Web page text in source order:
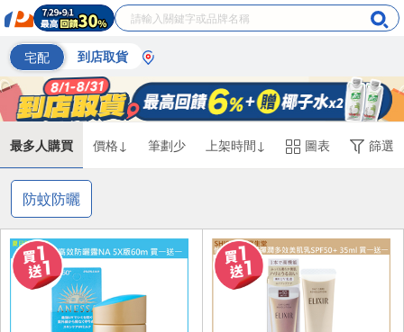
宅配 到店取貨
最多人購買 價格↓ 筆劃少 上架時間↓ 圖表 篩選
防蚊防曬